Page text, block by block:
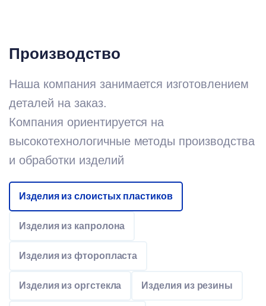
Производство
Наша компания занимается изготовлением
деталей на заказ.
Компания ориентируется на
высокотехнологичные методы производства
и обработки изделий
Изделия из слоистых пластиков
Изделия из капролона
Изделия из фторопласта
Изделия из оргстекла Изделия из резины